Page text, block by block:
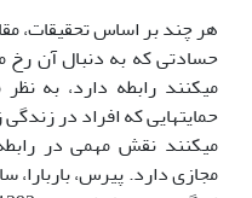
هر چند بر اساس تحقیقات،
حسادتی که به دنبال آن رخ
می­کنند رابطه دارد، به
حمایت­هایی که افراد در
می­کنند نقش مهمی در
مجازی دارد. پیرس، باربارا،